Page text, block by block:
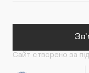
Сайт створено за